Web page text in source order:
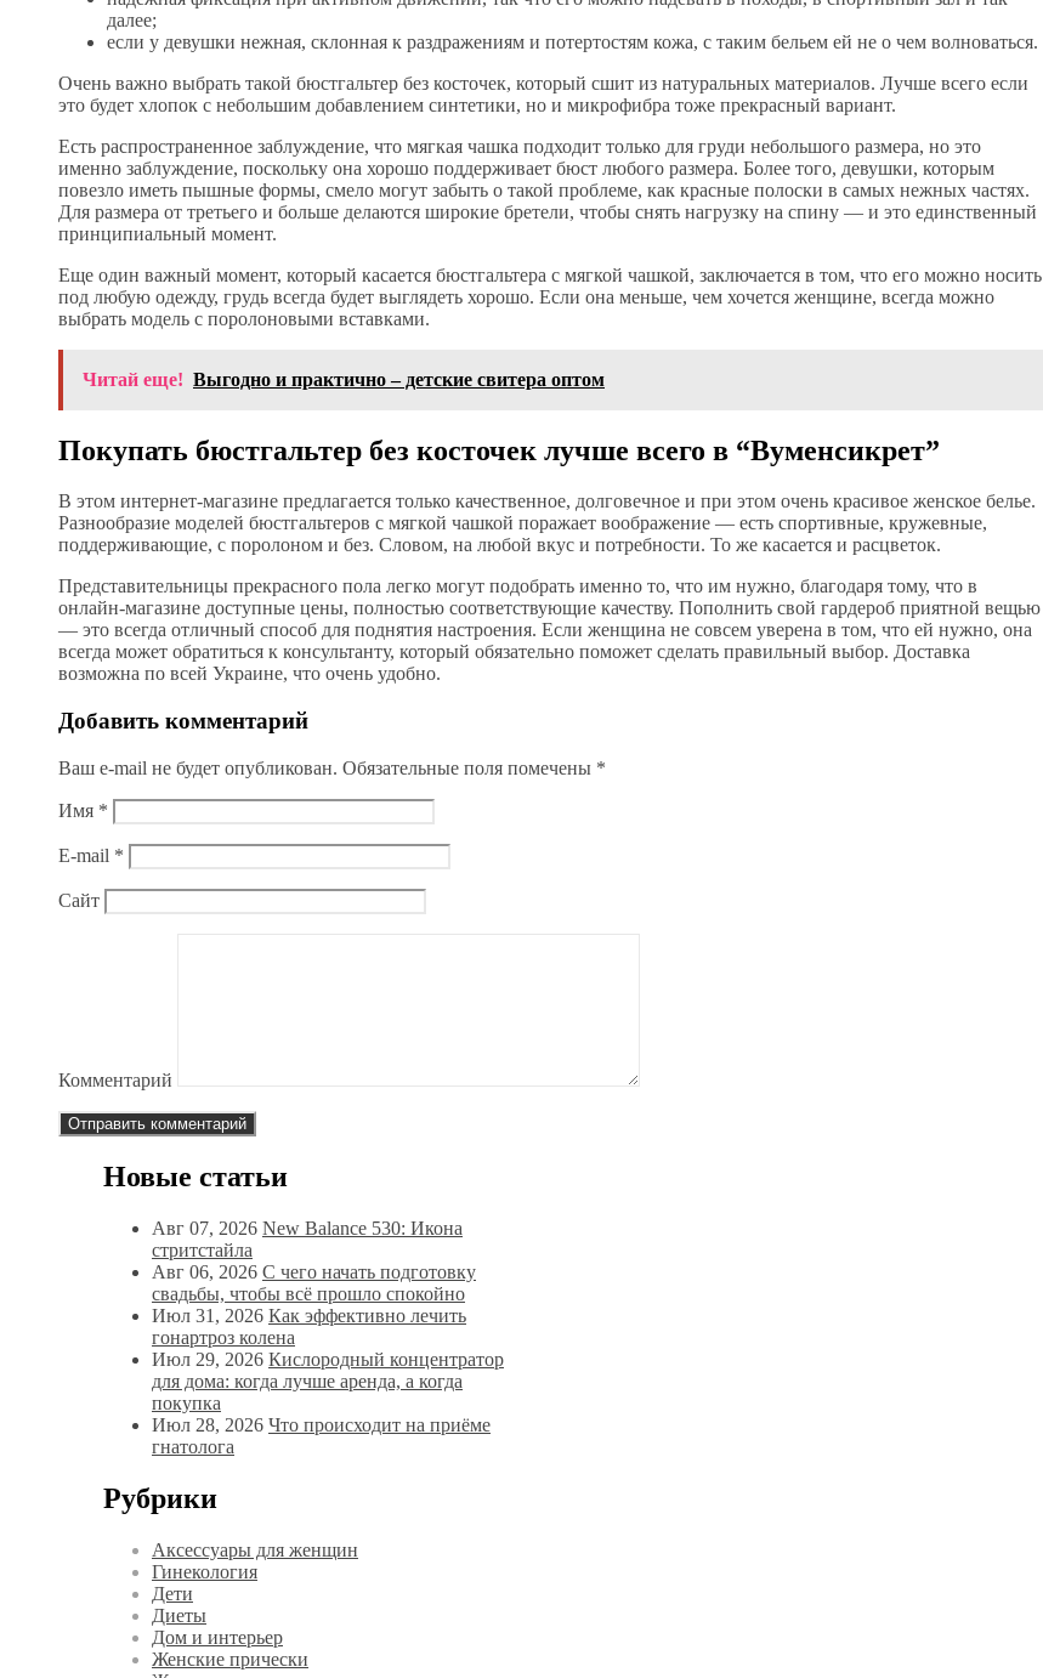
далее;
если у девушки нежная, склонная к раздражениям и потертостям кожа, с таким бельем ей не о чем волноваться.
Очень важно выбрать такой бюстгальтер без косточек, который сшит из натуральных материалов. Лучше всего если
это будет хлопок с небольшим добавлением синтетики, но и микрофибра тоже прекрасный вариант.
Есть распространенное заблуждение, что мягкая чашка подходит только для груди небольшого размера, но это
именно заблуждение, поскольку она хорошо поддерживает бюст любого размера. Более того, девушки, которым
повезло иметь пышные формы, смело могут забыть о такой проблеме, как красные полоски в самых нежных частях.
Для размера от третьего и больше делаются широкие бретели, чтобы снять нагрузку на спину — и это единственный
принципиальный момент.
Еще один важный момент, который касается бюстгальтера с мягкой чашкой, заключается в том, что его можно носить
под любую одежду, грудь всегда будет выглядеть хорошо. Если она меньше, чем хочется женщине, всегда можно
выбрать модель с поролоновыми вставками.
Читай еще! Выгодно и практично – детские свитера оптом
Покупать бюстгальтер без косточек лучше всего в “Вуменсикрет”
В этом интернет-магазине предлагается только качественное, долговечное и при этом очень красивое женское белье.
Разнообразие моделей бюстгальтеров с мягкой чашкой поражает воображение — есть спортивные, кружевные,
поддерживающие, с поролоном и без. Словом, на любой вкус и потребности. То же касается и расцветок.
Представительницы прекрасного пола легко могут подобрать именно то, что им нужно, благодаря тому, что в
онлайн-магазине доступные цены, полностью соответствующие качеству. Пополнить свой гардероб приятной вещью
— это всегда отличный способ для поднятия настроения. Если женщина не совсем уверена в том, что ей нужно, она
всегда может обратиться к консультанту, который обязательно поможет сделать правильный выбор. Доставка
возможна по всей Украине, что очень удобно.
Добавить комментарий
Ваш e-mail не будет опубликован. Обязательные поля помечены *
Имя *
E-mail *
Сайт
Комментарий
Новые статьи
Авг 07, 2026 New Balance 530: Икона
стритстайла
Авг 06, 2026 С чего начать подготовку
свадьбы, чтобы всё прошло спокойно
Июл 31, 2026 Как эффективно лечить
гонартроз колена
Июл 29, 2026 Кислородный концентратор
для дома: когда лучше аренда, а когда
покупка
Июл 28, 2026 Что происходит на приёме
гнатолога
Рубрики
Аксессуары для женщин
Гинекология
Дети
Диеты
Дом и интерьер
Женские прически